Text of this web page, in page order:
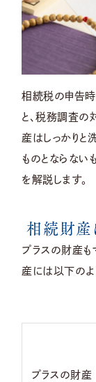
相続税の申告時
と、税務調査の
産はしっかりと
ものとならない
を解説します。
相続財産
プラスの財産も
産には以下のよ
プラスの財産